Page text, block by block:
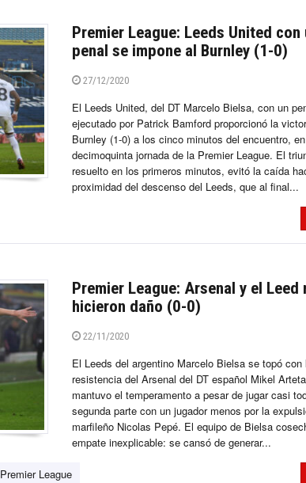
Premier League: Leeds United con
penal se impone al Burnley (1-0)
27/12/2020
El Leeds United, del DT Marcelo Bielsa, con un
ejecutado por Patrick Bamford proporcionó la
Burnley (1-0) a los cinco minutos del encuentro,
decimoquinta jornada de la Premier League. El
resuelto en los primeros minutos, evitó la caída
proximidad del descenso del Leeds, que al final...
Premier League: Arsenal y el Leed
hicieron daño (0-0)
22/11/2020
El Leeds del argentino Marcelo Bielsa se topó con
resistencia del Arsenal del DT español Mikel
mantuvo el temperamento a pesar de jugar casi
segunda parte con un jugador menos por la
marfileño Nicolas Pepé. El equipo de Bielsa
empate inexplicable: se cansó de generar...
Premier League